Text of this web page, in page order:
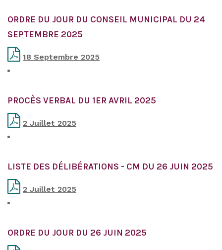
ORDRE DU JOUR DU CONSEIL MUNICIPAL DU 24
SEPTEMBRE 2025
18 Septembre 2025
PROCÈS VERBAL DU 1ER AVRIL 2025
2 Juillet 2025
LISTE DES DÉLIBÉRATIONS - CM DU 26 JUIN 2025
2 Juillet 2025
ORDRE DU JOUR DU 26 JUIN 2025